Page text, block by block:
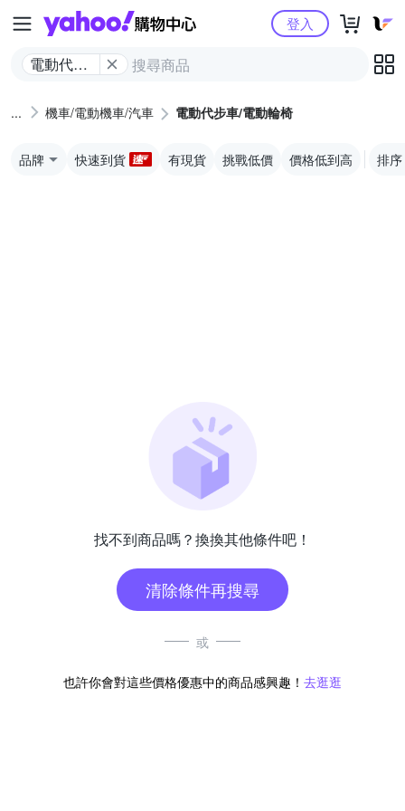
Yahoo購物中心
電動代步
椅
登入
機車/電動機車/汽車 電動代步車/電動輪椅
品牌 快速到貨 有現貨 挑戰低價 價格低到高 排序
找不到商品嗎？換換其他條件吧！
清除條件再搜尋
或
也許你會對這些價格優惠中的商品感興趣！ 去逛逛